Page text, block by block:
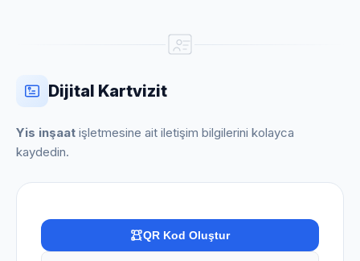
Dijital Kartvizit
Yis inşaat işletmesine ait iletişim bilgilerini kolayca
kaydedin.
QR Kod Oluştur